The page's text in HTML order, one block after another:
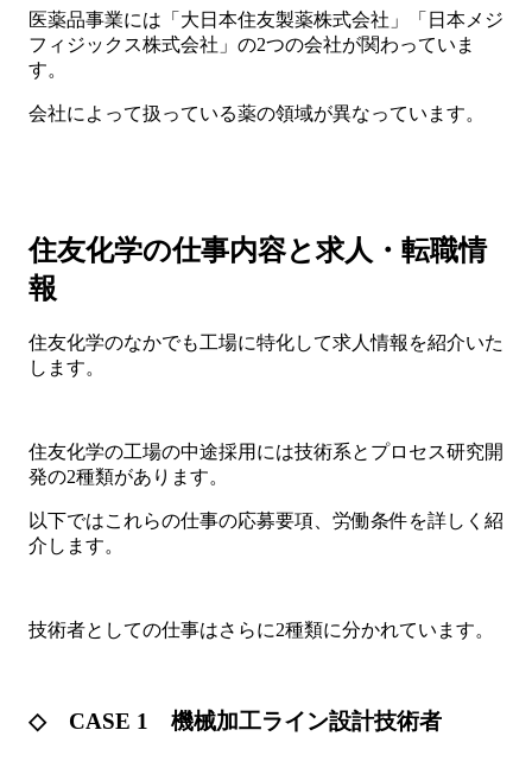
医薬品事業には「大日本住友製薬株式会社」「日本メジ
フィジックス株式会社」の2つの会社が関わっていま
す。
会社によって扱っている薬の領域が異なっています。
住友化学の仕事内容と求人・転職情
報
住友化学のなかでも工場に特化して求人情報を紹介いた
します。
住友化学の工場の中途採用には技術系とプロセス研究開
発の2種類があります。
以下ではこれらの仕事の応募要項、労働条件を詳しく紹
介します。
技術者としての仕事はさらに2種類に分かれています。
◇ CASE 1 機械加工ライン設計技術者